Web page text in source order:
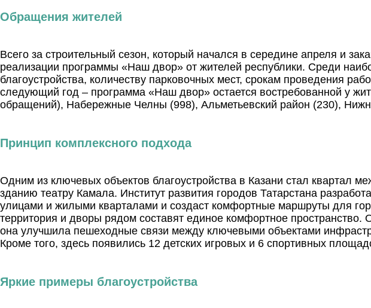
Обращения жителей
Всего за строительный сезон, который начался в середине апреля и
реализации программы «Наш двор» от жителей республики. Среди
благоустройства, количеству парковочных мест, срокам проведения
следующий год – программа «Наш двор» остается востребованной у
обращений), Набережные Челны (998), Альметьевский район (230),
Принцип комплексного подхода
Одним из ключевых объектов благоустройства в Казани стал квартал
зданию театру Камала. Институт развития городов Татарстана
улицами и жилыми кварталами и создаст комфортные маршруты для
территория и дворы рядом составят единое комфортное
она улучшила пешеходные связи между ключевыми объектами
Кроме того, здесь появились 12 детских игровых и 6 спортивных
Яркие примеры благоустройства